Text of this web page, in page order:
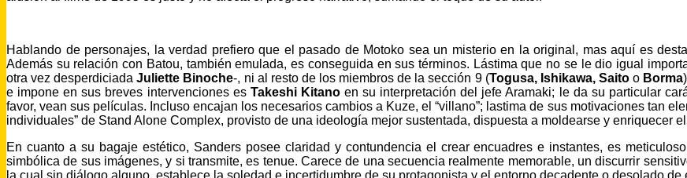
Hablando de personajes, la verdad prefiero que el pasado de Motoko sea un misterio en la original, mas aquí es
Además su relación con Batou, también emulada, es conseguida en sus términos. Lástima que no se le dio igual
otra vez desperdiciadaJuliette Binoche-, ni al resto de los miembros de la sección 9 (Togusa, Ishikawa, Saito oBorma
e impone en sus breves intervenciones es Takeshi Kitanoen su interpretación del jefe Aramaki; le da su particular
favor, vean sus películas. Incluso encajan los necesarios cambios a Kuze, el “villano”; lastima de sus motivaciones tan
individuales” de Stand Alone Complex, provisto de una ideología mejor sustentada, dispuesta a moldearse y enriquecer
En cuanto a su bagaje estético, Sanders posee claridad y contundencia el crear encuadres e instantes, es
simbólica de sus imágenes, y si transmite, es tenue. Carece de una secuencia realmente memorable, un discurrir
la cual sin diálogo alguno, establece la soledad e incertidumbre de su protagonista y el entorno decadente o desolado